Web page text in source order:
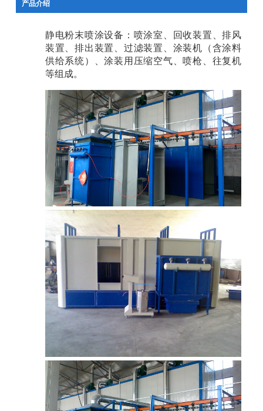
产品介绍
静电粉末喷涂设备：喷涂室、回收装置、排风
装置、排出装置、过滤装置、涂装机（含涂料
供给系统）、涂装用压缩空气、喷枪、往复机
等组成。